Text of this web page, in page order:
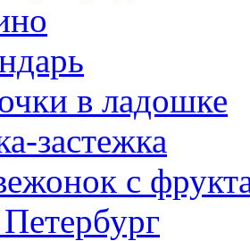
в ладошке
застежка
с